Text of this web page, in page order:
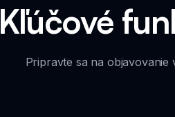
Kľúčové
Pripravte sa na